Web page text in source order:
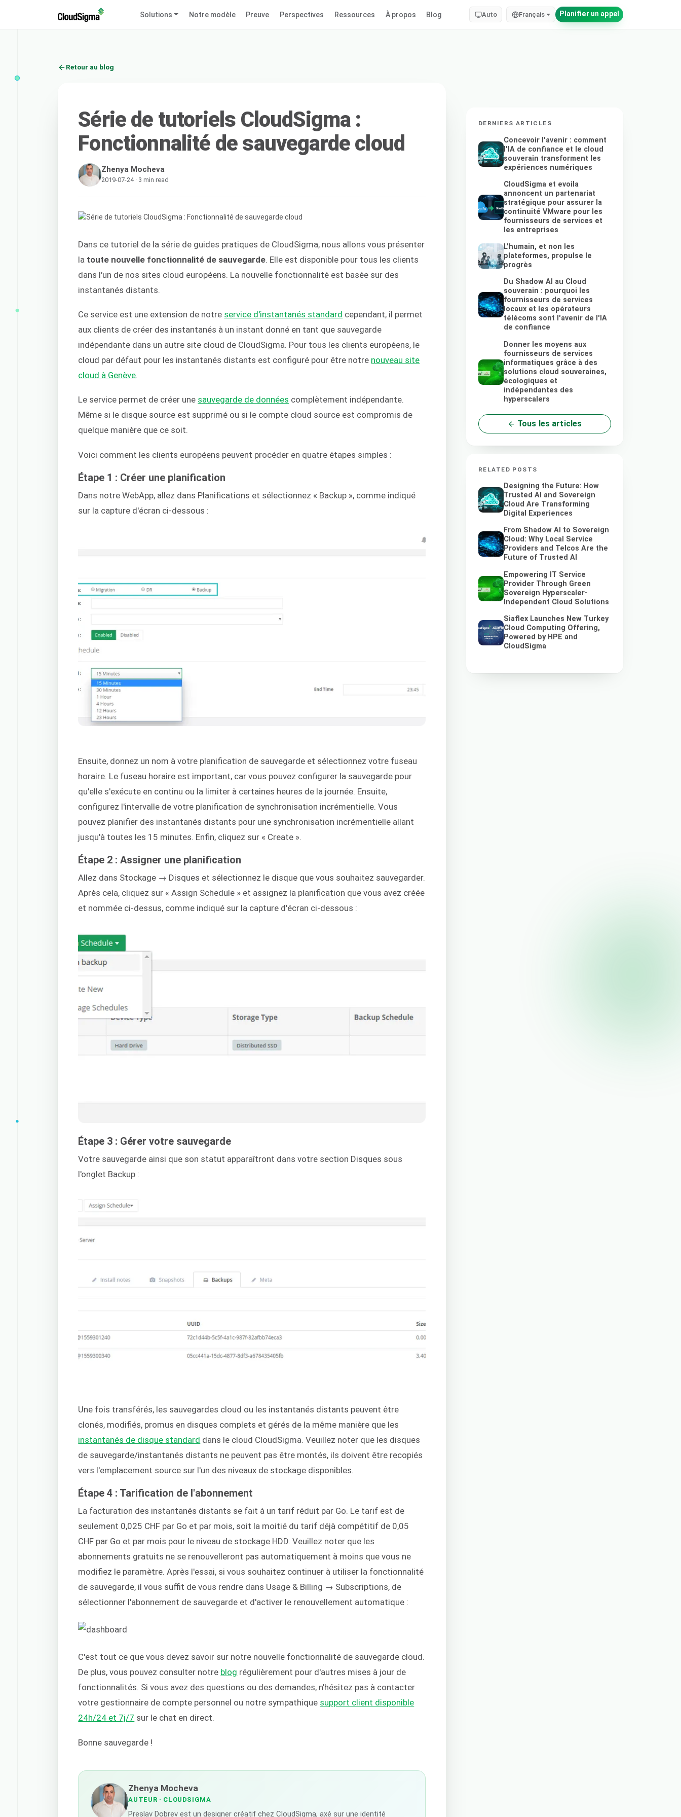
Solutions Notre modèle Preuve Perspectives Ressources À propos Blog Auto Français Planifier un appel
Retour au blog
Série de tutoriels CloudSigma :
Fonctionnalité de sauvegarde cloud
Zhenya Mocheva
2019-07-24 · 3 min read
Dans ce tutoriel de la série de guides pratiques de CloudSigma, nous allons vous présenter
la toute nouvelle fonctionnalité de sauvegarde . Elle est disponible pour tous les clients
dans l'un de nos sites cloud européens. La nouvelle fonctionnalité est basée sur des
instantanés distants.
Ce service est une extension de notre service d'instantanés standard cependant, il permet
aux clients de créer des instantanés à un instant donné en tant que sauvegarde
indépendante dans un autre site cloud de CloudSigma. Pour tous les clients européens, le
cloud par défaut pour les instantanés distants est configuré pour être notre nouveau site
cloud à Genève
Le service permet de créer une sauvegarde de données complètement indépendante.
Même si le disque source est supprimé ou si le compte cloud source est compromis de
quelque manière que ce soit.
Voici comment les clients européens peuvent procéder en quatre étapes simples :
Étape 1 : Créer une planification
Dans notre WebApp, allez dans Planifications et sélectionnez « Backup », comme indiqué
sur la capture d'écran ci-dessous :
Ensuite, donnez un nom à votre planification de sauvegarde et sélectionnez votre fuseau
horaire. Le fuseau horaire est important, car vous pouvez configurer la sauvegarde pour
qu'elle s'exécute en continu ou la limiter à certaines heures de la journée. Ensuite,
configurez l'intervalle de votre planification de synchronisation incrémentielle. Vous
pouvez planifier des instantanés distants pour une synchronisation incrémentielle allant
jusqu'à toutes les 15 minutes. Enfin, cliquez sur « Create ».
Étape 2 : Assigner une planification
Allez dans Stockage → Disques et sélectionnez le disque que vous souhaitez sauvegarder.
Après cela, cliquez sur « Assign Schedule » et assignez la planification que vous avez créée
et nommée ci-dessus, comme indiqué sur la capture d'écran ci-dessous :
Étape 3 : Gérer votre sauvegarde
Votre sauvegarde ainsi que son statut apparaîtront dans votre section Disques sous
l'onglet Backup :
Une fois transférés, les sauvegardes cloud ou les instantanés distants peuvent être
clonés, modifiés, promus en disques complets et gérés de la même manière que les
instantanés de disque standard dans le cloud CloudSigma. Veuillez noter que les disques
de sauvegarde/instantanés distants ne peuvent pas être montés, ils doivent être recopiés
vers l'emplacement source sur l'un des niveaux de stockage disponibles.
Étape 4 : Tarification de l'abonnement
La facturation des instantanés distants se fait à un tarif réduit par Go. Le tarif est de
seulement 0,025 CHF par Go et par mois, soit la moitié du tarif déjà compétitif de 0,05
CHF par Go et par mois pour le niveau de stockage HDD. Veuillez noter que les
abonnements gratuits ne se renouvelleront pas automatiquement à moins que vous ne
modifiez le paramètre. Après l'essai, si vous souhaitez continuer à utiliser la fonctionnalité
de sauvegarde, il vous suffit de vous rendre dans Usage & Billing → Subscriptions, de
sélectionner l'abonnement de sauvegarde et d'activer le renouvellement automatique :
C'est tout ce que vous devez savoir sur notre nouvelle fonctionnalité de sauvegarde cloud.
De plus, vous pouvez consulter notre blog régulièrement pour d'autres mises à jour de
fonctionnalités. Si vous avez des questions ou des demandes, n'hésitez pas à contacter
votre gestionnaire de compte personnel ou notre sympathique support client disponible
24h/24 et 7j/7 sur le chat en direct.
Bonne sauvegarde !
Zhenya Mocheva
AUTEUR · CLOUDSIGMA
Preslav Dobrev est un designer créatif chez CloudSigma, axé sur une identité
DERNIERS ARTICLES
Concevoir l'avenir : comment
l'IA de confiance et le cloud
souverain transforment les
expériences numériques
CloudSigma et evoila
annoncent un partenariat
stratégique pour assurer la
continuité VMware pour les
fournisseurs de services et
les entreprises
L'humain, et non les
plateformes, propulse le
progrès
Du Shadow AI au Cloud
souverain : pourquoi les
fournisseurs de services
locaux et les opérateurs
télécoms sont l'avenir de l'IA
de confiance
Donner les moyens aux
fournisseurs de services
informatiques grâce à des
solutions cloud souveraines,
écologiques et
indépendantes des
hyperscalers
Tous les articles
RELATED POSTS
Designing the Future: How
Trusted AI and Sovereign
Cloud Are Transforming
Digital Experiences
From Shadow AI to Sovereign
Cloud: Why Local Service
Providers and Telcos Are the
Future of Trusted AI
Empowering IT Service
Provider Through Green
Sovereign Hyperscaler-
Independent Cloud Solutions
Siaflex Launches New Turkey
Cloud Computing Offering,
Powered by HPE and
CloudSigma